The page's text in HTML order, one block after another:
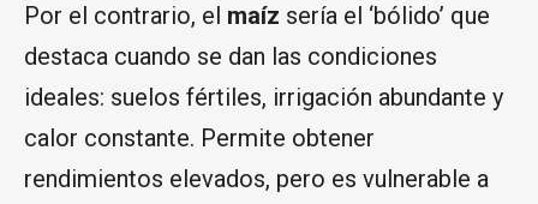
Por el contrario, el maíz sería el ‘bólido’ que
destaca cuando se dan las condiciones
ideales: suelos fértiles, irrigación abundante y
calor constante. Permite obtener
rendimientos elevados, pero es vulnerable a